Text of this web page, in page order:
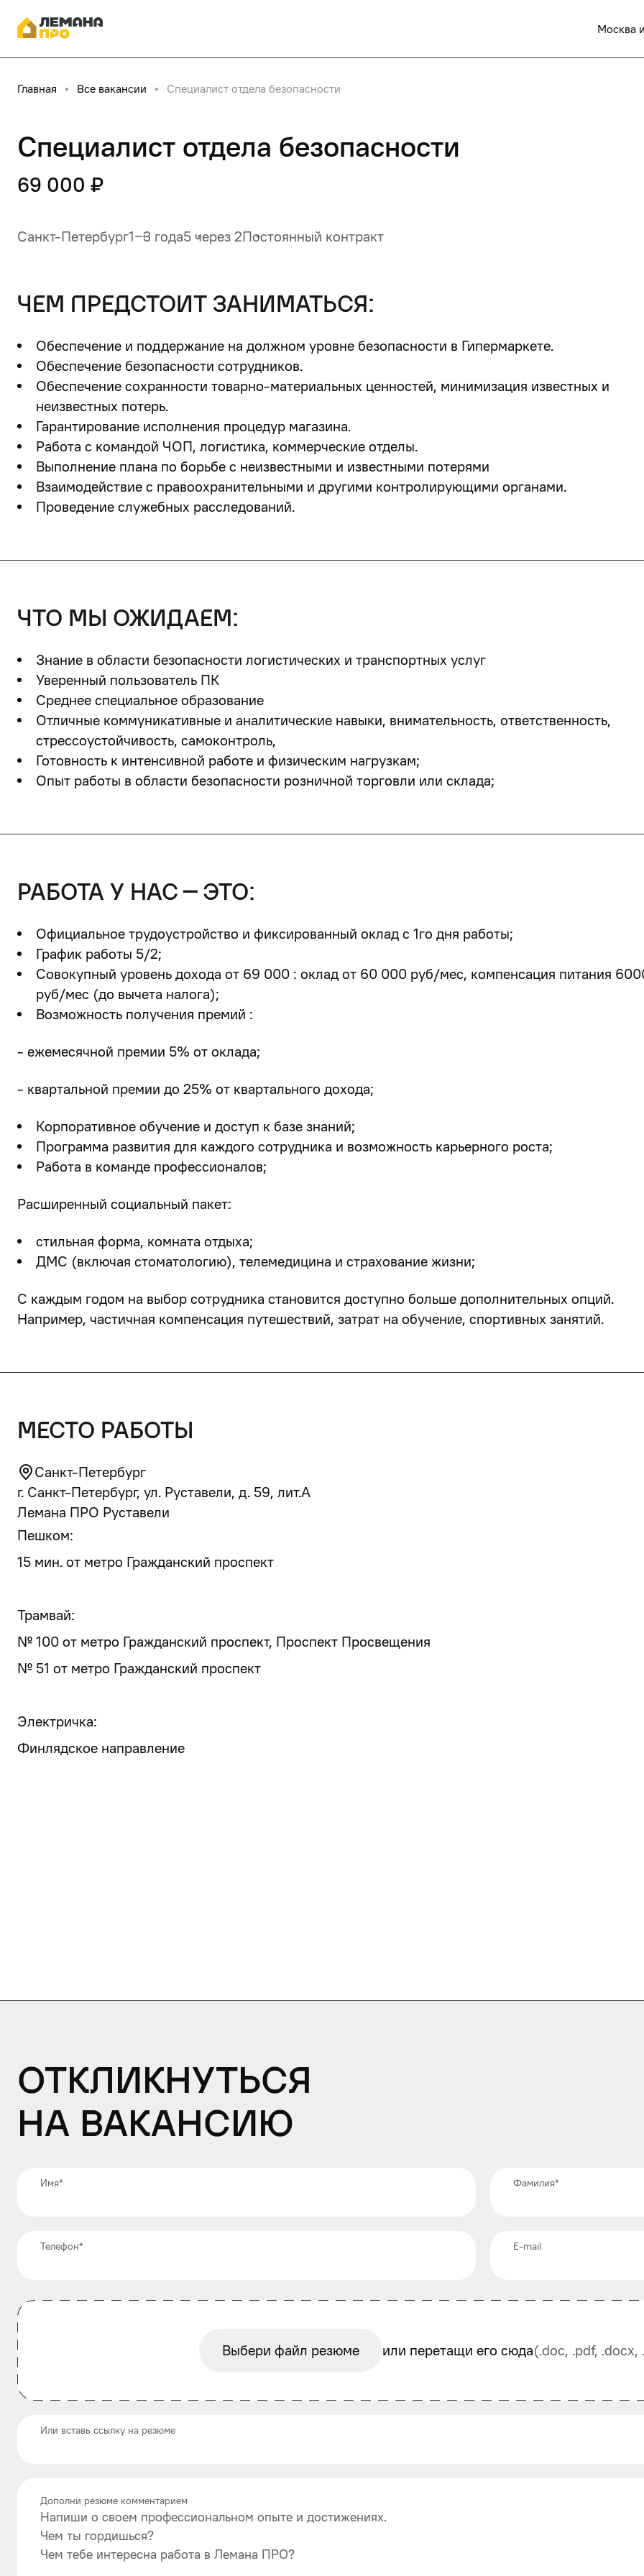
Москва
Главная Все вакансии Специалист отдела безопасности
Специалист отдела безопасности
69 000 ₽
Санкт-Петербург1‒3 года5 через 2Постоянный контракт
чем предстоит заниматься:
Обеспечение и поддержание на должном уровне безопасности в Гипермаркете.
Обеспечение безопасности сотрудников.
Обеспечение сохранности товарно-материальных ценностей, минимизация известных и
неизвестных потерь.
Гарантирование исполнения процедур магазина.
Работа с командой ЧОП, логистика, коммерческие отделы.
Выполнение плана по борьбе с неизвестными и известными потерями
Взаимодействие с правоохранительными и другими контролирующими органами.
Проведение служебных расследований.
что мы ожидаем:
Знание в области безопасности логистических и транспортных услуг
Уверенный пользователь ПК
Среднее специальное образование
Отличные коммуникативные и аналитические навыки, внимательность, ответственность,
стрессоустойчивость, самоконтроль,
Готовность к интенсивной работе и физическим нагрузкам;
Опыт работы в области безопасности розничной торговли или склада;
работа у нас – это:
Официальное трудоустройство и фиксированный оклад с 1го дня работы;
График работы 5/2;
Совокупный уровень дохода от 69 000 : оклад от 60 000 руб/мес, компенсация питания
руб/мес (до вычета налога);
Возможность получения премий :
- ежемесячной премии 5% от оклада;
- квартальной премии до 25% от квартального дохода;
Корпоративное обучение и доступ к базе знаний;
Программа развития для каждого сотрудника и возможность карьерного роста;
Работа в команде профессионалов;
Расширенный социальный пакет:
стильная форма, комната отдыха;
ДМС (включая стоматологию), телемедицина и страхование жизни;
С каждым годом на выбор сотрудника становится доступно больше дополнительных опций.
Например, частичная компенсация путешествий, затрат на обучение, спортивных занятий.
место работы
Санкт-Петербург
г. Санкт-Петербург, ул. Руставели, д. 59, лит.А
Лемана ПРО Руставели
Пешком:
15 мин. от метро Гражданский проспект
Трамвай:
№ 100 от метро Гражданский проспект, Проспект Просвещения
№ 51 от метро Гражданский проспект
Электричка:
Финлядское направление
Откликнуться
на вакансию
Имя* Фамилия*
Телефон* E-mail
Выбери файл резюме или перетащи его сюда(.doc, .pdf,
Или вставь ссылку на резюме
Напиши о своем профессиональном опыте и достижениях.
Чем ты гордишься?
Чем тебе интересна работа в Лемана ПРО?
Дополни резюме комментарием